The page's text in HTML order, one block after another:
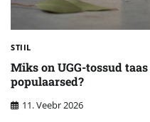
STIIL
Miks on UGG-tossud
populaarsed?
11. Veebr 2026